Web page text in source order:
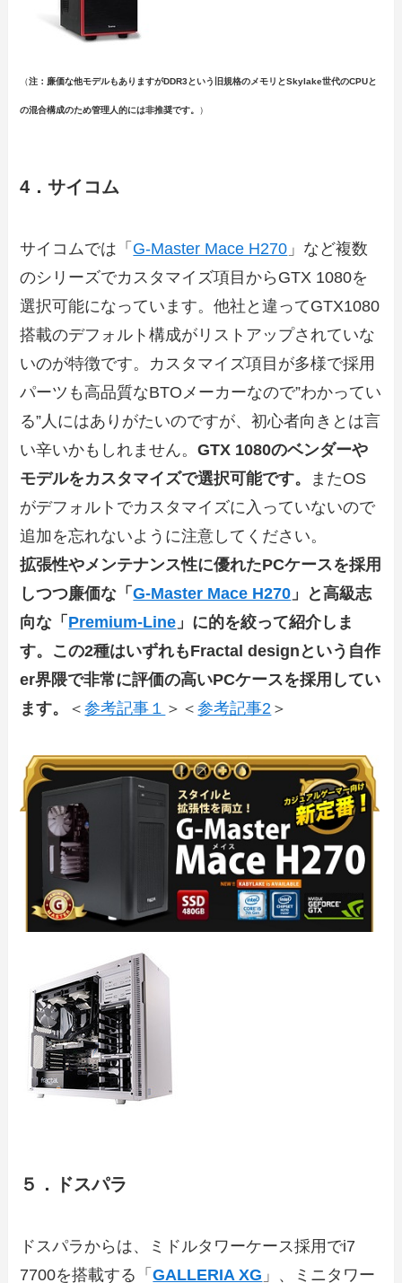
（注：廉価な他モデルもありますがDDR3という旧規格のメモリとSkylake世代のCPUと
の混合構成のため管理人的には非推奨です。 ）
4．サイコム
サイコムでは「 G-Master Mace H270 」など複数
のシリーズでカスタマイズ項目からGTX 1080を
選択可能になっています。他社と違ってGTX1080
搭載のデフォルト構成がリストアップされていな
いのが特徴です。カスタマイズ項目が多様で採用
パーツも高品質なBTOメーカーなので”わかってい
る”人にはありがたいのですが、初心者向きとは言
い辛いかもしれません。GTX 1080のベンダーや
モデルをカスタマイズで選択可能です。
またOS
がデフォルトでカスタマイズに入っていないので
追加を忘れないように注意してください。
拡張性やメンテナンス性に優れたPCケースを採用
しつつ廉価な「G-Master Mace H270 」と高級志
向な「 Premium-Line 」に的を絞って紹介しま
す。この2種はいずれもFractal designという自作
er界隈で非常に評価の高いPCケースを採用してい
ます。
＜参考記事１ ＞＜参考記事2 ＞
５．ドスパラ
ドスパラからは、ミドルタワーケース採用でi7
7700を搭載する「GALLERIA XG 」、ミニタワー